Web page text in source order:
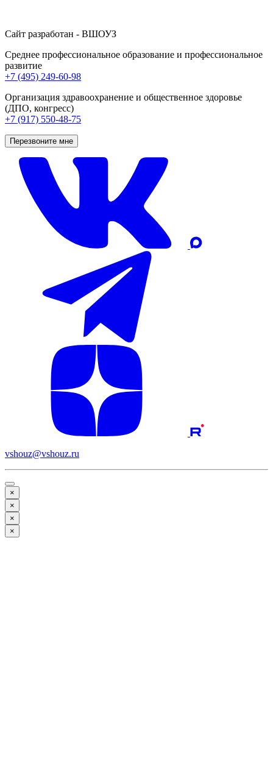
Сайт разработан - ВШОУЗ
Среднее профессиональное образование и профессиональное
развитие
+7 (495) 249-60-98
Организация здравоохранение и общественное здоровье
(ДПО, конгресс)
+7 (917) 550-48-75
Перезвоните мне
vshouz@vshouz.ru
×
×
×
×